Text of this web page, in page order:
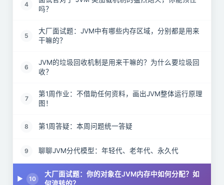
4
吗？
5
大厂面试题：JVM中有哪些内存区域，分别都是用来
干嘛的？
6
JVM的垃圾回收机制是用来干嘛的？为什么要垃圾回
收？
7
第1周作业：不借助任何资料，画出JVM整体运行原理
图！
8 第1周答疑：本周问题统一答疑
9 聊聊JVM分代模型：年轻代、老年代、永久代
10
大厂面试题：你的对象在JVM内存中如何分配？如
何流转的？